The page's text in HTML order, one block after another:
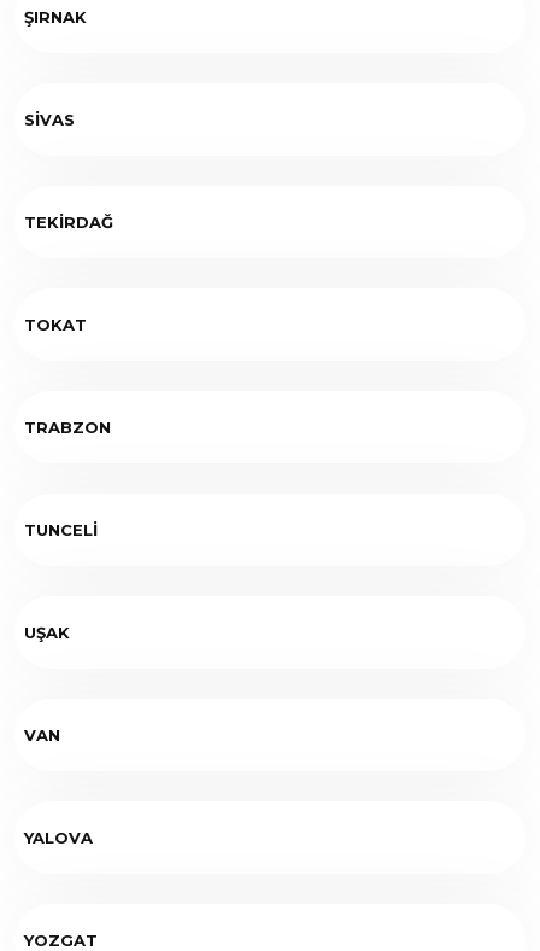
ŞIRNAK
SİVAS
TEKİRDAĞ
TOKAT
TRABZON
TUNCELİ
UŞAK
VAN
YALOVA
YOZGAT